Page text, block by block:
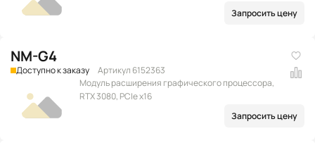
Запросить цену
NM-G4
Доступно к заказу
Артикул 6152363
Модуль расширения графического процессора,
RTX 3080, PCIe x16
Запросить цену